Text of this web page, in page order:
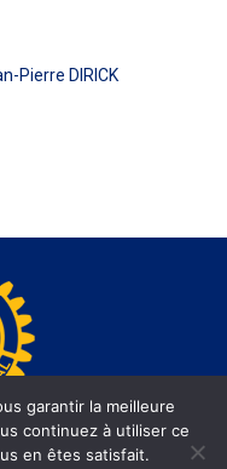
Pierre DIRICK
par l'agence web
garantir la meilleure
continuez à utiliser ce
en êtes satisfait.